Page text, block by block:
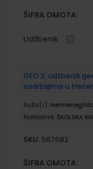
ŠIFRA OMOTA:
Udžbenik
GEO 3; udžbenik
sadržajima u
Autor(i):
Nakladnik: ŠKOLSKA
SKU: 567682
ŠIFRA OMOTA: